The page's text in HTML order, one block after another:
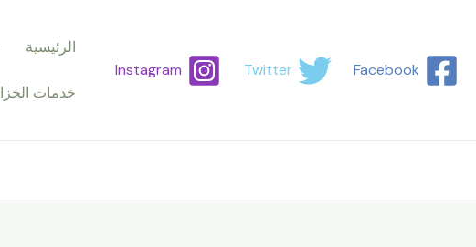
Facebook
Twitter
Instagram
الرئيسية
خدمات